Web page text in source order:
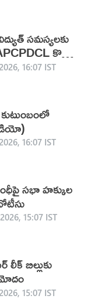
సమస్యలకు
కొత్త
16:07 IST
16:07 IST
సభా హక్కుల
15:07 IST
బిల్లుకు
15:07 IST